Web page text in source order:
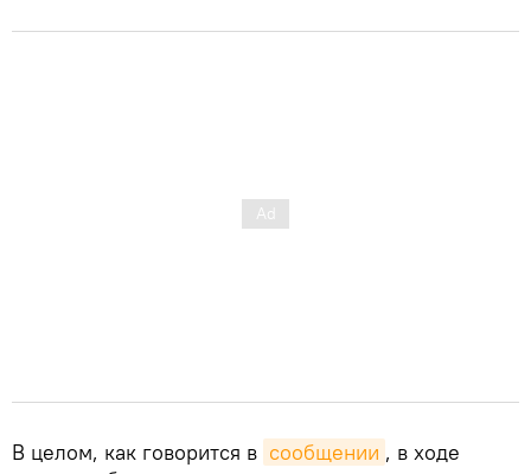
В целом, как говорится в сообщении , в ходе